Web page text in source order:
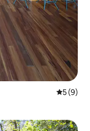
平均评分
5 (9)